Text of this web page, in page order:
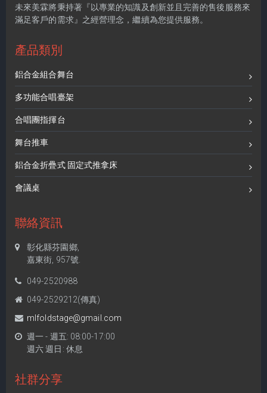
未來美霖將秉持著『以專業的知識及創新並且完善的售後服務來
滿足客戶的需求』之經營理念，繼續為您提供服務。
產品類別
鋁合金組合舞台
多功能合唱臺架
合唱團指揮台
舞台推車
鋁合金折疊式 固定式推拿床
會議桌
聯絡資訊
彰化縣芬園鄉,
嘉東街, 957號.
049-2520988
049-2529212(傳真)
mlfoldstage@gmail.com
週一 - 週五: 08:00-17:00
週六 週日: 休息
社群分享